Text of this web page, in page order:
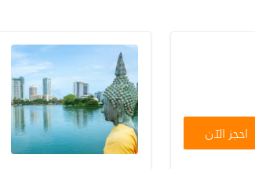
احجز الآن